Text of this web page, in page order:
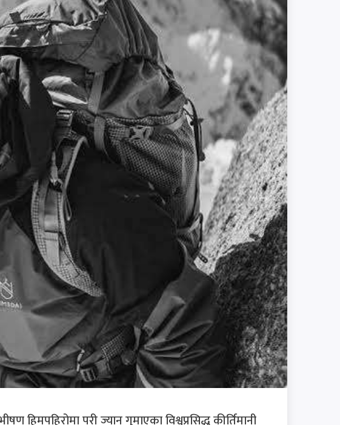
हिमपहिरोमा परी ज्यान गुमाएका विश्वप्रसिद्ध कीर्तिमानी